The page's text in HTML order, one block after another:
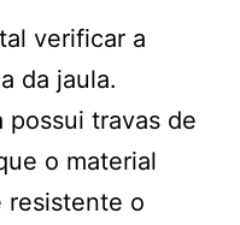
verificar a
da jaula.
travas de
o material
resistente o